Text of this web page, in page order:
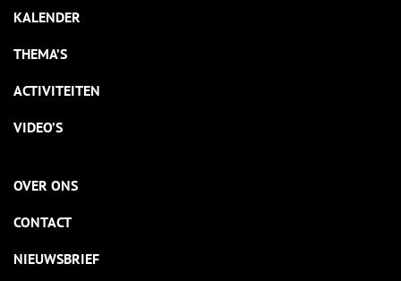
KALENDER
THEMA’S
ACTIVITEITEN
VIDEO’S
OVER ONS
CONTACT
NIEUWSBRIEF